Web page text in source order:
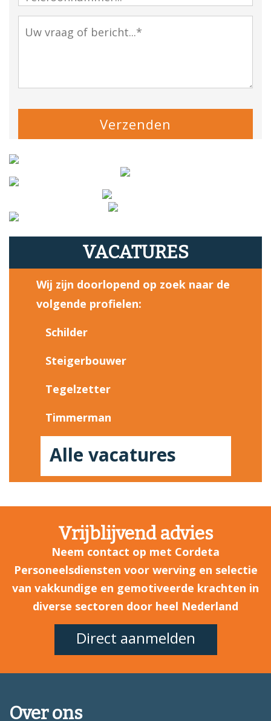
Gelieve dit veld leeg te laten.
VACATURES
Wij zijn doorlopend op zoek naar de
volgende profielen:
Schilder
Steigerbouwer
Tegelzetter
Timmerman
Alle vacatures
Vrijblijvend advies
Neem contact op met Cordeta
Personeelsdiensten voor werving en selectie
van vakkundige en gemotiveerde krachten in
diverse sectoren door heel Nederland
Direct aanmelden
Over ons